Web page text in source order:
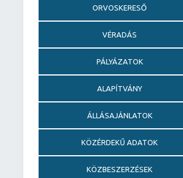
ORVOSKERESŐ
VÉRADÁS
PÁLYÁZATOK
ALAPÍTVÁNY
ÁLLÁSAJÁNLATOK
KÖZÉRDEKŰ ADATOK
KÖZBESZERZÉSEK